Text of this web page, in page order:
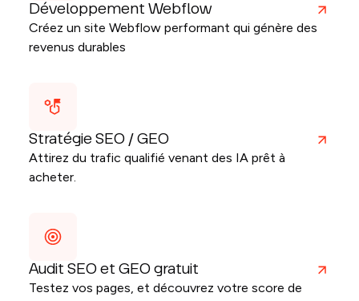
Développement Webflow
Créez un site Webflow performant qui génère des
revenus durables
Stratégie SEO / GEO
Attirez du trafic qualifié venant des IA prêt à
acheter.
Audit SEO et GEO gratuit
Testez vos pages, et découvrez votre score de